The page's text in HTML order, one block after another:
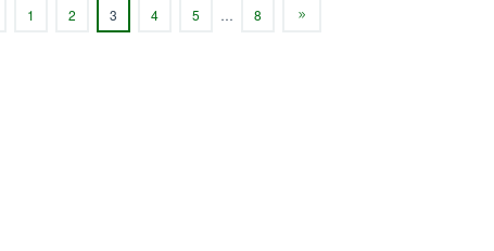
1 2 3 4 5 … 8